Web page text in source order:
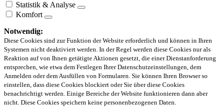
Statistik & Analyse
Komfort
Notwendig:
Diese Cookies sind zur Funktion der Website erforderlich und können in Ihren
Systemen nicht deaktiviert werden. In der Regel werden diese Cookies nur als
Reaktion auf von Ihnen getätigte Aktionen gesetzt, die einer Dienstanforderung
entsprechen, wie etwa dem Festlegen Ihrer Datenschutzeinstellungen, dem
Anmelden oder dem Ausfüllen von Formularen. Sie können Ihren Browser so
einstellen, dass diese Cookies blockiert oder Sie über diese Cookies
benachrichtigt werden. Einige Bereiche der Website funktionieren dann aber
nicht. Diese Cookies speichern keine personenbezogenen Daten.